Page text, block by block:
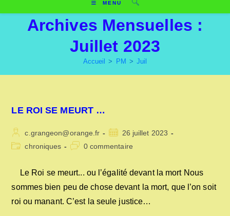
MENU
Archives Mensuelles :
Juillet 2023
Accueil > PM > Juil
LE ROI SE MEURT …
Auteur/autrice
de
c.grangeon@orange.fr
Publication
publiée :
26 juillet 2023
Postchroniques
Commentaires
publication :
0 commentaire
Le Roi se meurt... ou l’égalité devant la mort Nous
sommes bien peu de chose devant la mort, que l’on soit
roi ou manant. C’est la seule justice…